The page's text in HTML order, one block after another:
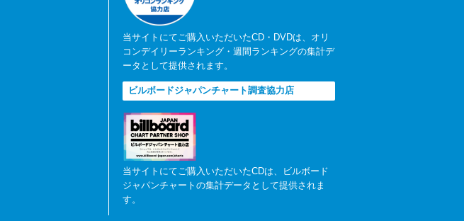
当サイトにてご購入いただいたCD・DVDは、オリ
コンデイリーランキング・週間ランキングの集計デ
ータとして提供されます。
ビルボードジャパンチャート調査協力店
当サイトにてご購入いただいたCDは、ビルボード
ジャパンチャートの集計データとして提供されま
す。